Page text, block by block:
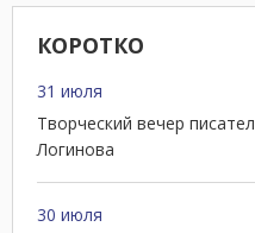
КОРОТКО
31 июля
Творческий вечер
Логинова
30 июля